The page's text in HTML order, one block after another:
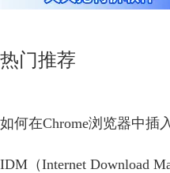
热门推荐
如何在Chrome浏览器中插
IDM（Internet Download